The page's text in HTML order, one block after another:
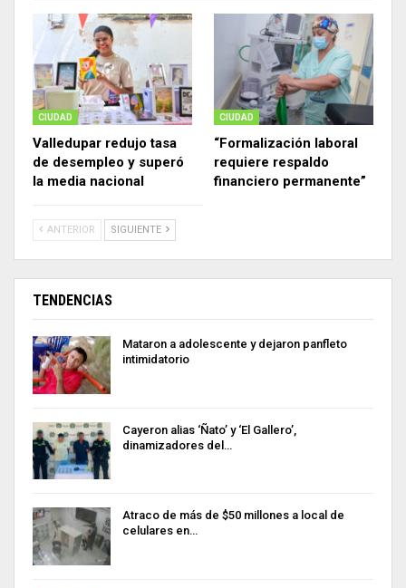
CIUDAD
Valledupar redujo tasa
de desempleo y superó
la media nacional
CIUDAD
“Formalización laboral
requiere respaldo
financiero permanente”
ANTERIOR SIGUIENTE
TENDENCIAS
Mataron a adolescente y dejaron panfleto
intimidatorio
Cayeron alias ‘Ñato’ y ‘El Gallero’,
dinamizadores del…
Atraco de más de $50 millones a local de
celulares en…